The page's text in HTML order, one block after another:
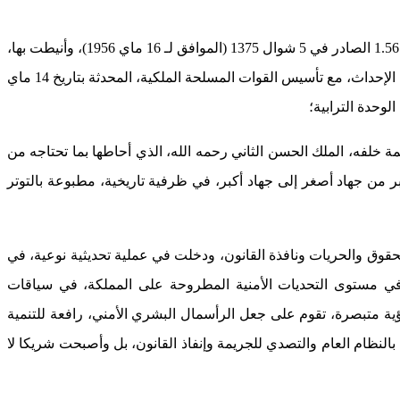
فقبل سبعين سنة، تم إحداث مؤسسة الأمن الوطني، من قبل الملك الراحل محمد الخامس طيب الله ثراه، بموجب الظهير الشريف رقم 1.56.115 الصادر في 5 شوال 1375 (الموافق لـ 16 ماي 1956)، وأنيطت بها،
كجهاز مدني، تابع لوزارة الداخلية، مهــام حفظ النظام العام، وضمان أمن الأشخاص والممتلكات، والسهر على تطبيق القوانين، وقد تزامن هذا الإحداث، مع تأسيس القوات المسلحة الملكية، المحدثة بتاريخ 14 ماي
الملك الحسن الثاني رحمه الله، الذي أحاطها بما تحتاجه من
جهاد أصغر إلى جهاد أكبر، في ظرفية تاريخية، مطبوعة بالتوتر
والحريات ونافذة القانون، ودخلت في عملية تحديثية نوعية، في
التحديات الأمنية المطروحة على المملكة، في سياقات
متبصرة، تقوم على جعل الرأسمال البشري الأمني، رافعة للتنمية
العام والتصدي للجريمة وإنفاذ القانون، بل وأصبحت شريكا لا